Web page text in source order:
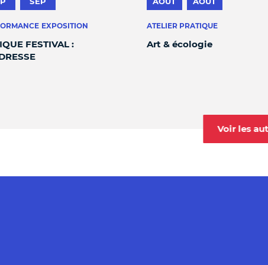
EXPOSITION
FESTIVAL :
ATELIER PRATIQUE
Art & écologie
Voir les
fenêtrefenêtre
Nouvelle fenêtre
- Nouvelle fenêtre